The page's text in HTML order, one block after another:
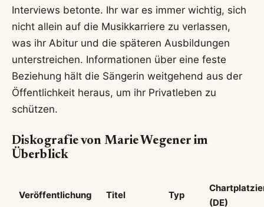
Interviews betonte. Ihr war es immer wichtig, sich
nicht allein auf die Musikkarriere zu verlassen,
was ihr Abitur und die späteren Ausbildungen
unterstreichen. Informationen über eine feste
Beziehung hält die Sängerin weitgehend aus der
Öffentlichkeit heraus, um ihr Privatleben zu
schützen.
Diskografie von Marie Wegener im
Überblick
Veröffentlichung Titel Typ
(DE)